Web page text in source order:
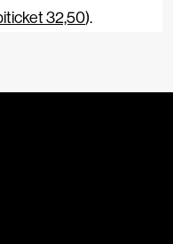
32,50).